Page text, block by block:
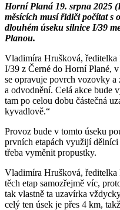
Horní Planá 19. srpna 2025
měsících musí řidiči počítat s
dlouhém úseku silnice I/39
Planou.
Vladimíra Hrušková,
I/39 z Černé do Horní Plané,
se opravuje povrch vozovky a
a odvodnění. Celá akce bude
tam po celou dobu částečná
kyvadlově.“
Provoz bude v tomto úseku
prvních etapách využijí
třeba vyměnit propustky.
Vladimíra Hrušková, ředitelka
těch etap samozřejmě víc,
tak vlastně ta uzavírka
celý ten úsek je přes 4 km,